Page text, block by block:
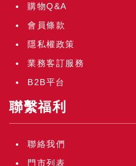
購物Q&A
會員條款
隱私權政策
業務客訂服務
B2B平台
聯繫福利
聯絡我們
門市列表